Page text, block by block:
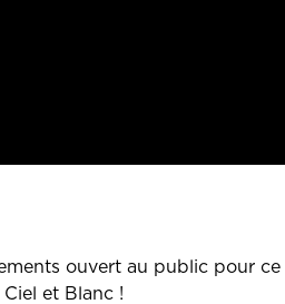
ouvert au public pour
et Blanc !